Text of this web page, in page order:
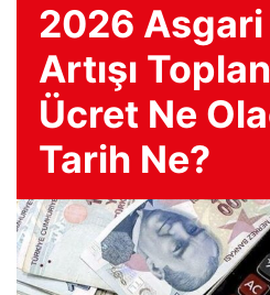
2026
Artışı
Ücret Ne
Tarih Ne?